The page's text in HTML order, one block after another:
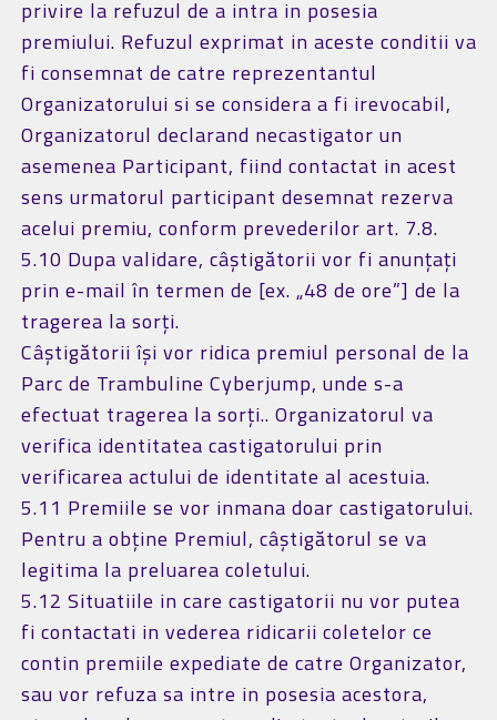
privire la refuzul de a intra in posesia
premiului. Refuzul exprimat in aceste conditii va
fi consemnat de catre reprezentantul
Organizatorului si se considera a fi irevocabil,
Organizatorul declarand necastigator un
asemenea Participant, fiind contactat in acest
sens urmatorul participant desemnat rezerva
acelui premiu, conform prevederilor art. 7.8.
5.10 Dupa validare, câștigătorii vor fi anunțați
prin e-mail în termen de [ex. „48 de ore”] de la
tragerea la sorți.
Câștigătorii își vor ridica premiul personal de la
Parc de Trambuline Cyberjump, unde s-a
efectuat tragerea la sorți.. Organizatorul va
verifica identitatea castigatorului prin
verificarea actului de identitate al acestuia.
5.11 Premiile se vor inmana doar castigatorului.
Pentru a obţine Premiul, câştigătorul se va
legitima la preluarea coletului.
5.12 Situatiile in care castigatorii nu vor putea
fi contactati in vederea ridicarii coletelor ce
contin premiile expediate de catre Organizator,
sau vor refuza sa intre in posesia acestora,